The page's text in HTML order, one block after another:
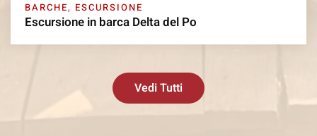
BARCHE, ESCURSIONE
Escursione in barca Delta del Po
Vedi Tutti